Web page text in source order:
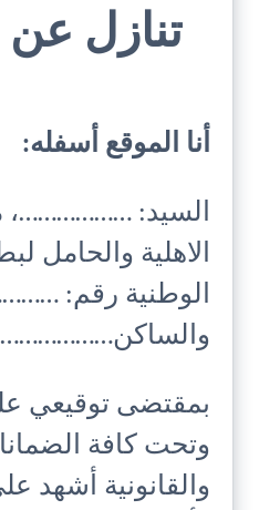
تنازل عن
أنا الموقع أسفله:
السيد: ………………،
الاهلية والحامل
الوطنية رقم:
بمقتضى توقيعي
وتحت كافة
والقانونية أشهد